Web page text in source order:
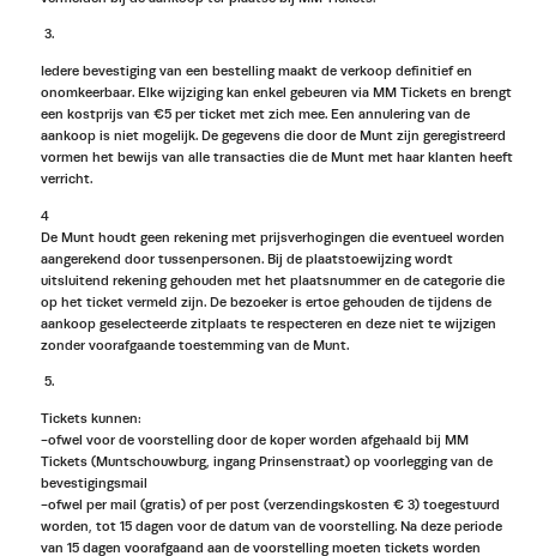
Iedere bevestiging van een bestelling maakt de verkoop definitief en
onomkeerbaar. Elke wijziging kan enkel gebeuren via MM Tickets en brengt
een kostprijs van €5 per ticket met zich mee. Een annulering van de
aankoop is niet mogelijk. De gegevens die door de Munt zijn geregistreerd
vormen het bewijs van alle transacties die de Munt met haar klanten heeft
verricht.
4
De Munt houdt geen rekening met prijsverhogingen die eventueel worden
aangerekend door tussenpersonen. Bij de plaatstoewijzing wordt
uitsluitend rekening gehouden met het plaatsnummer en de categorie die
op het ticket vermeld zijn. De bezoeker is ertoe gehouden de tijdens de
aankoop geselecteerde zitplaats te respecteren en deze niet te wijzigen
zonder voorafgaande toestemming van de Munt.
Tickets kunnen:
-ofwel voor de voorstelling door de koper worden afgehaald bij MM
Tickets (Muntschouwburg, ingang Prinsenstraat) op voorlegging van de
bevestigingsmail
-ofwel per mail (gratis) of per post (verzendingskosten € 3) toegestuurd
worden, tot 15 dagen voor de datum van de voorstelling. Na deze periode
van 15 dagen voorafgaand aan de voorstelling moeten tickets worden